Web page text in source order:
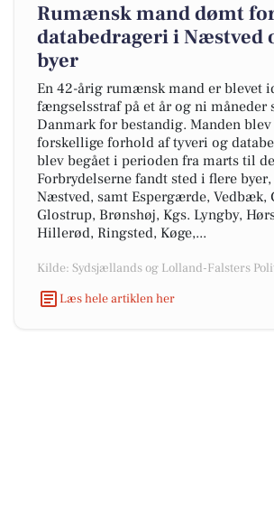
Rumænsk mand dømt
databedrageri i Næstved
byer
En 42-årig rumænsk mand er blevet
fængselsstraf på et år og ni måneder
Danmark for bestandig. Manden
forskellige forhold af tyveri og
blev begået i perioden fra marts til
Forbrydelserne fandt sted i flere
Næstved, samt Espergærde, Vedbæk,
Glostrup, Brønshøj, Kgs. Lyngby,
Hillerød, Ringsted, Køge,...
Kilde: Sydsjællands og Lolland-Falsters
Læs hele artiklen her